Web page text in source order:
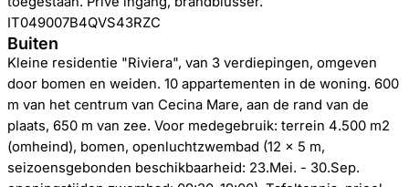
IT049007B4QVS43RZC
Buiten
Kleine residentie "Riviera", van 3 verdiepingen, omgeven
door bomen en weiden. 10 appartementen in de woning. 600
m van het centrum van Cecina Mare, aan de rand van de
plaats, 650 m van zee. Voor medegebruik: terrein 4.500 m2
(omheind), bomen, openluchtzwembad (12 x 5 m,
seizoensgebonden beschikbaarheid: 23.Mei. - 30.Sep.